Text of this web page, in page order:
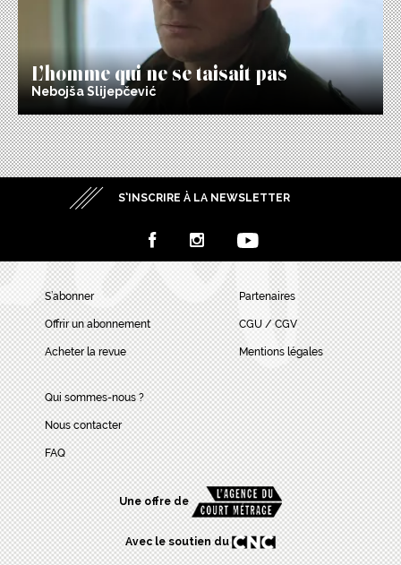
L’homme qui ne se taisait pas
Nebojša Slijepčević
S’INSCRIRE À LA NEWSLETTER
S’abonner
Offrir un abonnement
Acheter la revue
Partenaires
CGU / CGV
Mentions légales
Qui sommes-nous ?
Nous contacter
FAQ
Une offre de
Avec le soutien du